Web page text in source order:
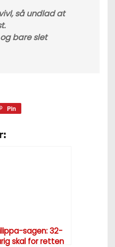
så undlad at
bare slet
Pin
sagen: 32-
skal for retten